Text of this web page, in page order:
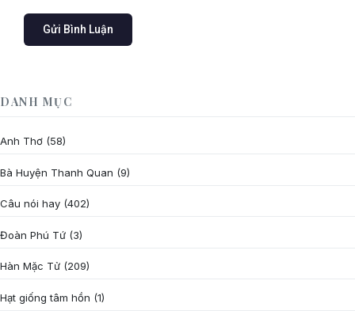
DANH MỤC
Anh Thơ (58)
Bà Huyện Thanh Quan (9)
Câu nói hay (402)
Đoàn Phú Tứ (3)
Hàn Mặc Tử (209)
Hạt giống tâm hồn (1)